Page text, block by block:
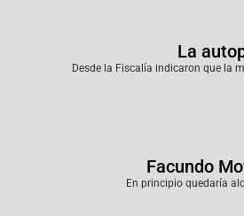
La
Desde la Fiscalía indicaron que la
Facundo
En principio quedaría